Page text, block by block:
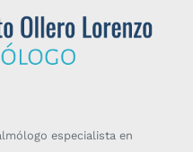
especialista en